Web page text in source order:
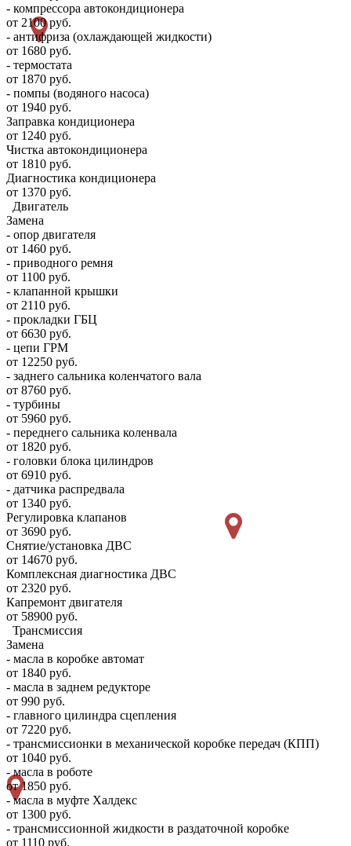
- компрессора автокондиционера
от 2100 руб.
- антифриза (охлаждающей жидкости)
от 1680 руб.
- термостата
от 1870 руб.
- помпы (водяного насоса)
от 1940 руб.
Заправка кондиционера
от 1240 руб.
Чистка автокондиционера
от 1810 руб.
Диагностика кондиционера
от 1370 руб.
Двигатель
Замена
- опор двигателя
от 1460 руб.
- приводного ремня
от 1100 руб.
- клапанной крышки
от 2110 руб.
- прокладки ГБЦ
от 6630 руб.
- цепи ГРМ
от 12250 руб.
- заднего сальника коленчатого вала
от 8760 руб.
- турбины
от 5960 руб.
- переднего сальника коленвала
от 1820 руб.
- головки блока цилиндров
от 6910 руб.
- датчика распредвала
от 1340 руб.
Регулировка клапанов
от 3690 руб.
Снятие/установка ДВС
от 14670 руб.
Комплексная диагностика ДВС
от 2320 руб.
Капремонт двигателя
от 58900 руб.
Трансмиссия
Замена
- масла в коробке автомат
от 1840 руб.
- масла в заднем редукторе
от 990 руб.
- главного цилиндра сцепления
от 7220 руб.
- трансмиссионки в механической коробке передач (КПП)
от 1040 руб.
- масла в роботе
от 1850 руб.
- масла в муфте Халдекс
от 1300 руб.
- трансмиссионной жидкости в раздаточной коробке
от 1110 руб.